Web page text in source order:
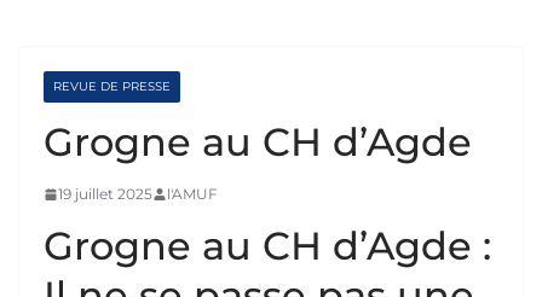
REVUE DE PRESSE
Grogne au CH d’Agde
19 juillet 2025 l'AMUF
Grogne au CH d’Agde :